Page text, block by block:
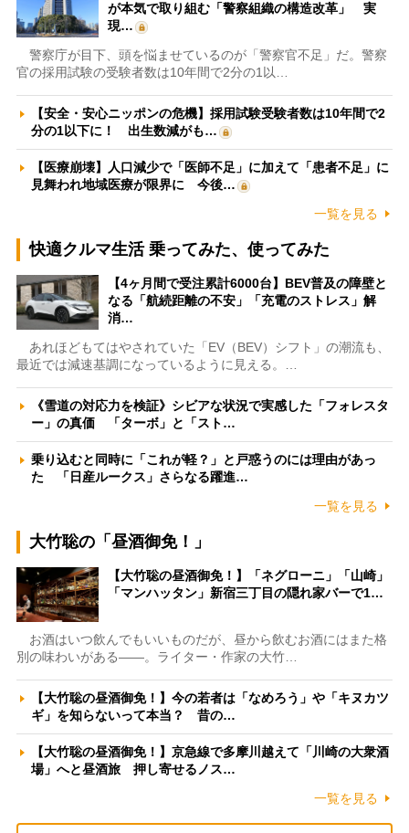
が本気で取り組む「警察組織の構造改革」 実
現…
警察庁が目下、頭を悩ませているのが「警察官不足」だ。警察
官の採用試験の受験者数は10年間で2分の1以…
【安全・安心ニッポンの危機】採用試験受験者数は10年間で2
分の1以下に！ 出生数減がも…
【医療崩壊】人口減少で「医師不足」に加えて「患者不足」に
見舞われ地域医療が限界に 今後…
一覧を見る
快適クルマ生活 乗ってみた、使ってみた
【4ヶ月間で受注累計6000台】BEV普及の障壁と
なる「航続距離の不安」「充電のストレス」解
消…
あれほどもてはやされていた「EV（BEV）シフト」の潮流も、
最近では減速基調になっているように見える。…
《雪道の対応力を検証》シビアな状況で実感した「フォレスタ
ー」の真価 「ターボ」と「スト…
乗り込むと同時に「これが軽？」と戸惑うのには理由があっ
た 「日産ルークス」さらなる躍進…
一覧を見る
大竹聡の「昼酒御免！」
【大竹聡の昼酒御免！】「ネグローニ」「山崎」
「マンハッタン」新宿三丁目の隠れ家バーで1…
お酒はいつ飲んでもいいものだが、昼から飲むお酒にはまた格
別の味わいがある――。ライター・作家の大竹…
【大竹聡の昼酒御免！】今の若者は「なめろう」や「キヌカツ
ギ」を知らないって本当？ 昔の…
【大竹聡の昼酒御免！】京急線で多摩川越えて「川崎の大衆酒
場」へと昼酒旅 押し寄せるノス…
一覧を見る